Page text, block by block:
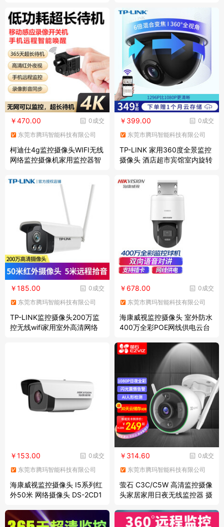
线 【200万高清全彩】4mm
标配+32G卡
器套装 【500万高清夜视版】
+云台旋转+人形追踪 含64G
内存卡+断电...
0成交
￥470.00
东莞市腾玛智能科技有限公司
柯迪仕4g监控摄像头WIFI无线
网络监控摄像机家用监控器智
像机微型摄影机 R8-WIFI升级
版/凸镜头 套餐五128G内存
0成交
￥399.00
东莞市腾玛智能科技有限公司
TP-LINK 家用360度全景监控
摄像头 酒店超市宾馆室内旋转
TL-IPC43KZ-4【300万高清6
倍变焦】 16G
0成交
￥185.00
东莞市腾玛智能科技有限公司
TP-LINK监控摄像头200万监
控无线wifi家用室外高清网络
0成交
￥678.00
东莞市腾玛智能科技有限公司
海康威视监控摄像头 室外防水
400万全彩POE网线供电云台
2SC3Q140MY带128G内存卡
0成交
￥153.00
东莞市腾玛智能科技有限公司
海康威视监控摄像头 I5系列红
外50米 网络摄像头 DS-2CD1
0成交
￥314.60
东莞市腾玛智能科技有限公司
萤石 C3C/C5W 高清监控摄像
头家居家用日夜无线监控器 摄
清溢彩版】 4mm 标准版 16G
卡